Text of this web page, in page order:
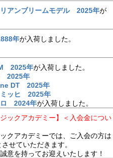
アンブリームモデル 2025年が
年が入荷しました。
2025年が入荷しました。
2025年
DT 2025年
ミッヒ 2025年
ロ 2024年が入荷しました。
ックアカデミー】＜入会金につい
クアカデミーでは、ご入会の方は
させていただきます。
意を持ってお迎えいたします！